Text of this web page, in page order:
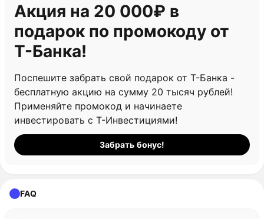
Акция на 20 000₽ в
подарок по промокоду от
Т-Банка!
Поспешите забрать свой подарок от Т-Банка -
бесплатную акцию на сумму 20 тысяч рублей!
Применяйте промокод и начинаете
инвестировать с Т-Инвестициями!
Забрать бонус!
FAQ